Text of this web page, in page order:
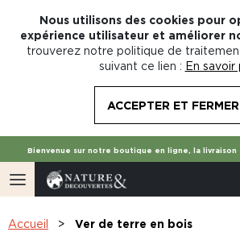
Nous utilisons des cookies pour
expérience utilisateur et améliorer
trouverez notre politique de
suivant ce lien : En savoir
ACCEPTER ET FERMER
Bienvenue sur notre boutique en ligne, la livraison
Accueil Ver de terre en bois